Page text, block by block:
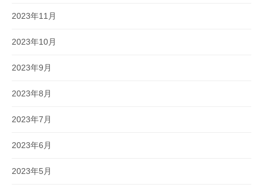
2023年11月
2023年10月
2023年9月
2023年8月
2023年7月
2023年6月
2023年5月